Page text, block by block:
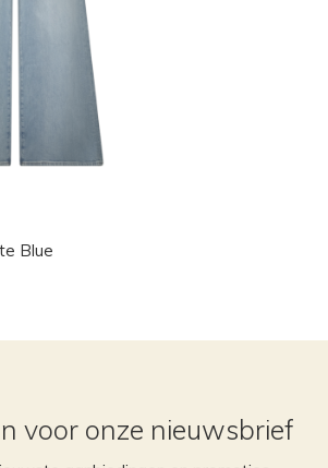
Blue
voor onze nieuwsbrief